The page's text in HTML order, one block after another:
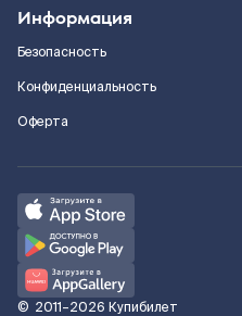
Информация
Безопасность
Конфиденциальность
Оферта
© 2011–2026 Купибилет